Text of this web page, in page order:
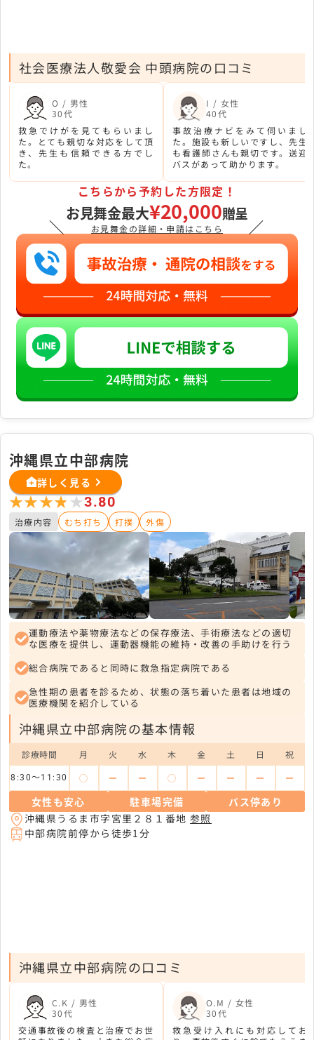
社会医療法人敬愛会 中頭病院の口コミ
O / 男性
30代
救急でけがを見てもらいまし
た。とても親切な対応をして頂
き、先生も信頼できる方でし
た。
I / 女性
40代
事故治療ナビをみて伺いまし
た。施設も新しいですし、先生
も看護師さんも親切です。送迎
バスがあって助かります。
＼
こちらから予約した方限定！
お見舞金最大¥20,000贈呈
お見舞金の詳細・申請はこちら ／
沖縄県立中部病院
詳しく見る
★★★★★
★★★★★3.80
治療内容 むち打ち 打撲 外傷
運動療法や薬物療法などの保存療法、手術療法などの適切
な医療を提供し、運動器機能の維持・改善の手助けを行う
総合病院であると同時に救急指定病院である
急性期の患者を診るため、状態の落ち着いた患者は地域の
医療機関を紹介している
沖縄県立中部病院の基本情報
診療時間 月 火 水 木 金 土 日 祝
8:30～11:30 ◯ ー ー ◯ ー ー ー ー
女性も安心 駐車場完備
バス停あり
沖縄県うるま市字宮里２８１番地参照
中部病院前停から徒歩1分
沖縄県立中部病院の口コミ
C.K / 男性
30代
交通事故後の検査と治療でお世
O.M / 女性
30代
救急受け入れにも対応してお